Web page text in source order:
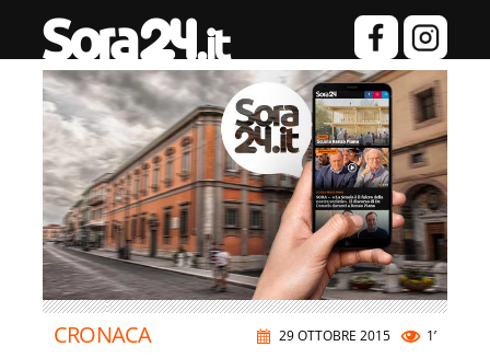
29 OTTOBRE 2015 1’
CRONACA